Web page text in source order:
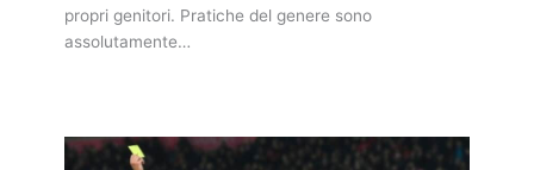
propri genitori. Pratiche del genere sono
assolutamente…